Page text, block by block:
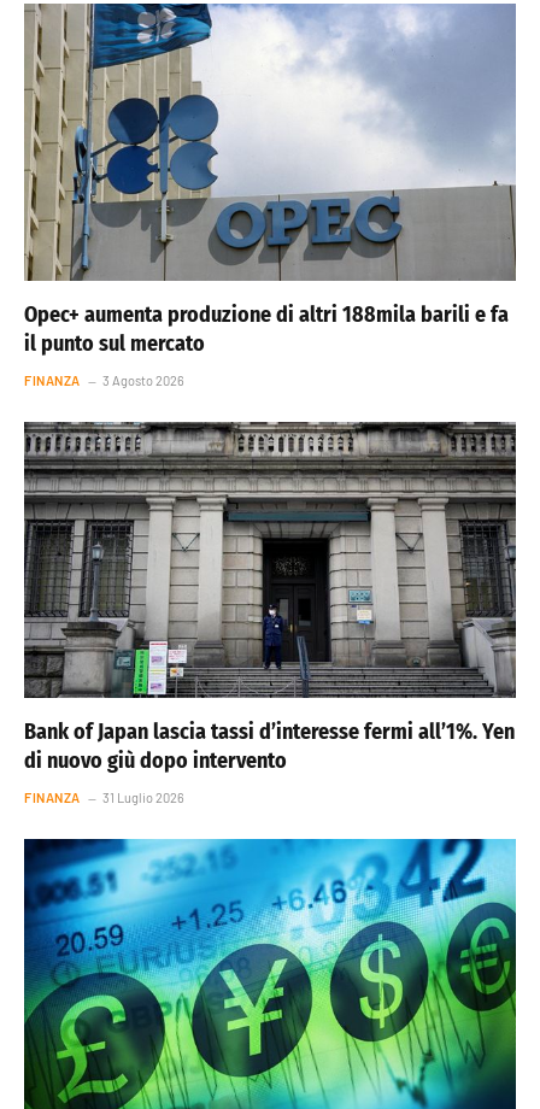
Opec+ aumenta produzione di altri 188mila barili e fa
il punto sul mercato
FINANZA 3 Agosto 2026
Bank of Japan lascia tassi d’interesse fermi all’1%. Yen
di nuovo giù dopo intervento
FINANZA 31 Luglio 2026